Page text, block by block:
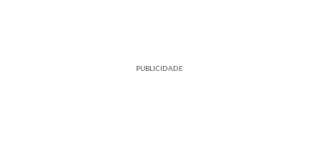
PUBLICIDADE